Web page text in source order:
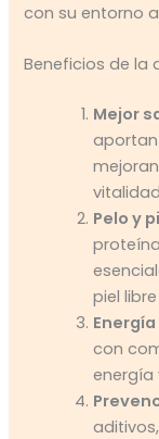
con su entorno
Beneficios de la
Mejor
Pelo y
piel
con
energía